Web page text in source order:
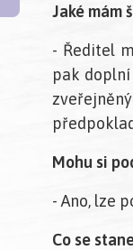
Jaké mám
- Ředitel
pak doplní
Mohu si
- Ano, lze
Co se